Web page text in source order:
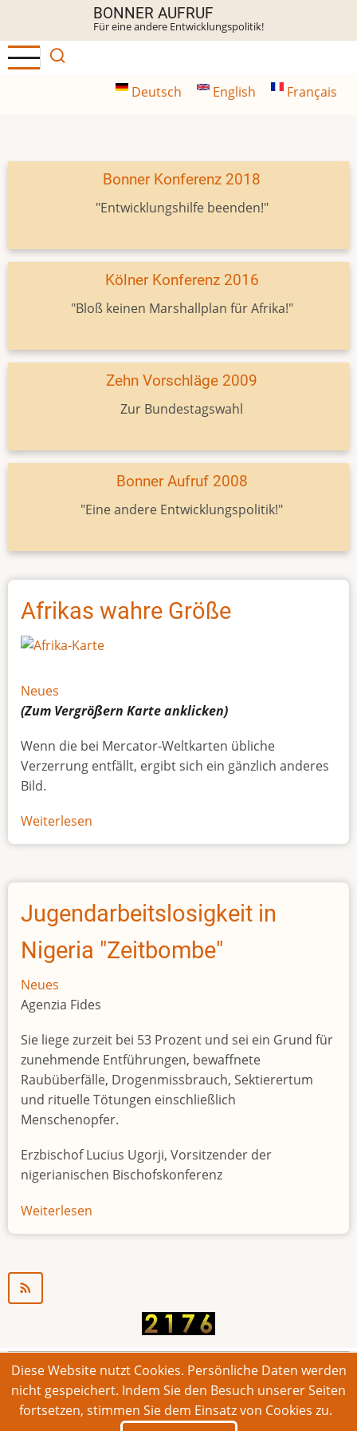
Inhalt
BONNER AUFRUF
Für eine andere Entwicklungspolitik!
Deutsch English Français
Bonner Konferenz 2018
"Entwicklungshilfe beenden!"
Kölner Konferenz 2016
"Bloß keinen Marshallplan für Afrika!"
Zehn Vorschläge 2009
Zur Bundestagswahl
Bonner Aufruf 2008
"Eine andere Entwicklungspolitik!"
Afrikas wahre Größe
Neues
(Zum Vergrößern Karteanklicken)
Wenn die bei Mercator-Weltkarten übliche
Verzerrung entfällt, ergibt sich ein gänzlich anderes
Bild.
Weiterlesen
Afrikas
Größe
Jugendarbeitslosigkeit in
Nigeria "Zeitbombe"
Neues
Agenzia Fides
Sie liege zurzeit bei 53 Prozent und sei ein Grund für
zunehmende Entführungen, bewaffnete
Raubüberfälle, Drogenmissbrauch, Sektierertum
und rituelle Tötungen einschließlich
Menschenopfer.
Erzbischof Lucius Ugorji, Vorsitzender der
nigerianischen Bischofskonferenz
Weiterlesen
Jugendarbeitslosigkeit
© 2026 Bonner Aufruf. Alle Rechte vorbehalten.
Footer
Impressum Kontakt Intern
Diese Website nutzt Cookies. Persönliche Daten werden
nicht gespeichert. Indem Sie den Besuch unserer Seiten
fortsetzen, stimmen Sie dem Einsatz von Cookies zu.